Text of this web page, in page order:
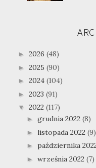
► 2026 (48)
► 2025 (90)
► 2024 (104)
► 2023 (91)
▼ 2022 (117)
► grudnia 2022 (8)
► listopada 2022 (9)
► października
► września 2022 (7)